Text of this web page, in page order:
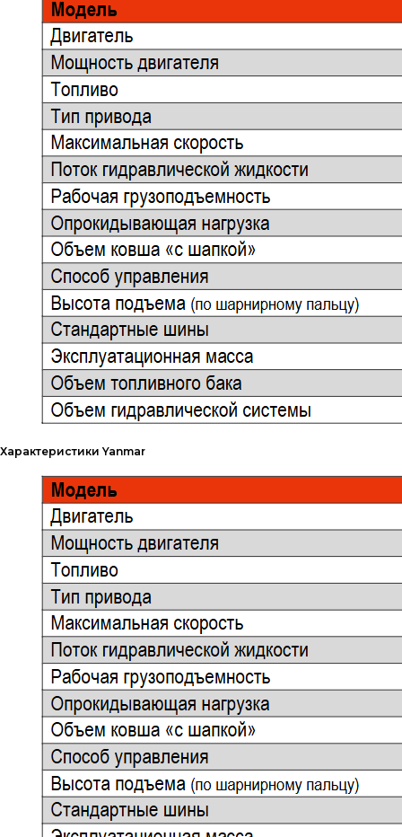
Характеристики Yanmar